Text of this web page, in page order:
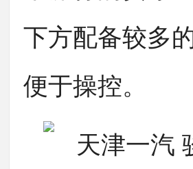
下方配备较多
便于操控。